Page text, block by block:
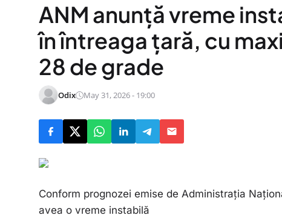
ANM anunță vreme
în întreaga ţară, cu
28 de grade
Odix May 31, 2026 - 19:00
Conform prognozei emise de Administraţia
avea o vreme instabilă